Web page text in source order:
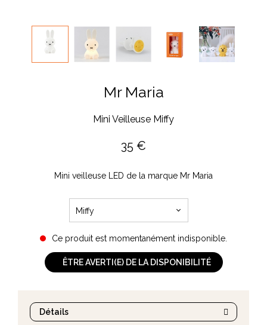
Mr Maria
Mini Veilleuse Miffy
35 €
Mini veilleuse LED de la marque Mr Maria
Miffy
Ce produit est momentanément indisponible.
ÊTRE AVERTI(E) DE LA DISPONIBILITÉ
Détails